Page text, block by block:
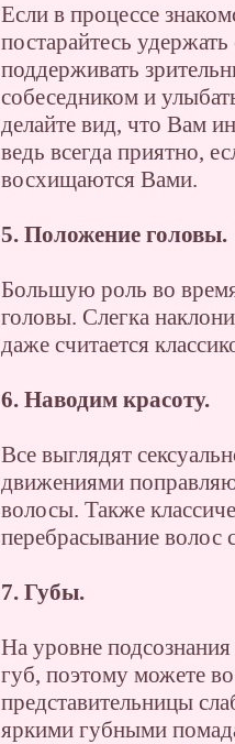
Если в процессе
постарайтесь
поддерживать
собеседником и
делайте вид, что Вам
ведь всегда приятно,
восхищаются Вами.
5. Положение головы.
Большую роль во
головы. Слегка
даже считается
6. Наводим красоту.
Все выглядят
движениями
волосы. Также
перебрасывание
7. Губы.
На уровне
губ, поэтому можете
представительницы
яркими губными